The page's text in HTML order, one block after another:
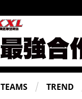
TEAMS TREND